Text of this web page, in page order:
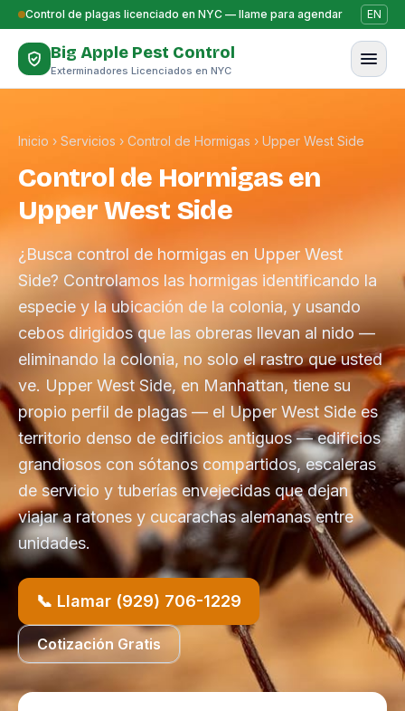
Saltar al contenido
Control de plagas licenciado en NYC — llame para agendar EN
Big Apple Pest Control
Exterminadores Licenciados en NYC
Inicio › Servicios › Control de Hormigas › Upper West Side
Control de Hormigas en
Upper West Side
¿Busca control de hormigas en Upper West
Side? Controlamos las hormigas identificando la
especie y la ubicación de la colonia, y usando
cebos dirigidos que las obreras llevan al nido —
eliminando la colonia, no solo el rastro que usted
ve. Upper West Side, en Manhattan, tiene su
propio perfil de plagas — el Upper West Side es
territorio denso de edificios antiguos — edificios
grandiosos con sótanos compartidos, escaleras
de servicio y tuberías envejecidas que dejan
viajar a ratones y cucarachas alemanas entre
unidades.
📞 Llamar (929) 706-1229
Cotización Gratis